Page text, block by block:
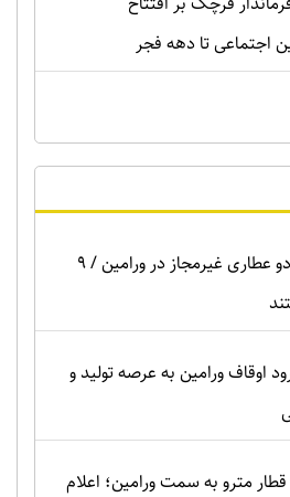
اجتماعی تا دهه فجر
پلمپ دو عطاری غیرمجاز در ورامین / ۹
اوقاف ورامین به عرصه تولید و
مترو به سمت ورامین؛ اعلام